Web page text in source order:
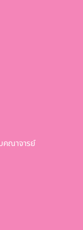
คณาจารย์